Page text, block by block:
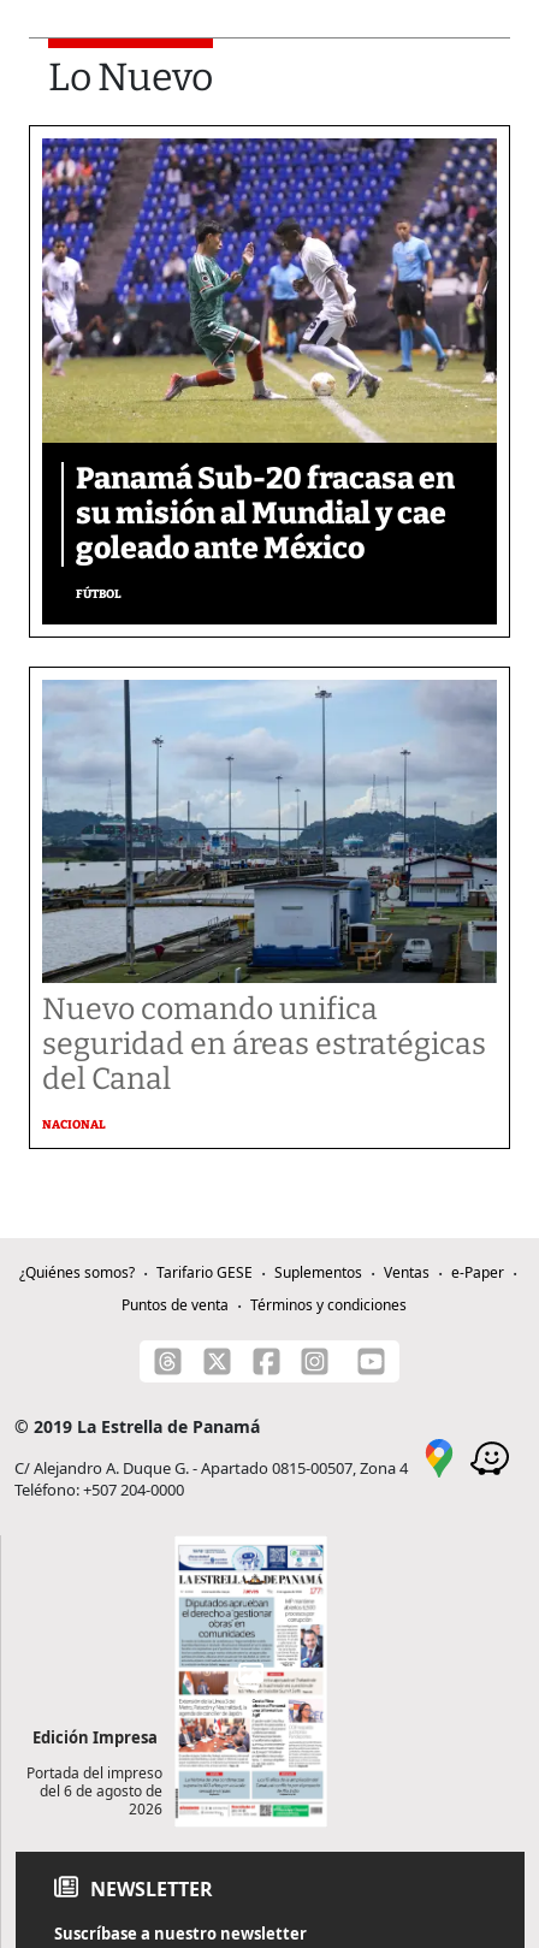
Lo Nuevo
Panamá Sub-20 fracasa en
su misión al Mundial y cae
goleado ante México
FÚTBOL
Nuevo comando unifica
seguridad en áreas estratégicas
del Canal
NACIONAL
¿Quiénes somos? Tarifario GESE Suplementos Ventas
e-Paper
Puntos de venta
Términos y condiciones
© 2019 La Estrella de Panamá
C/ Alejandro A. Duque G. - Apartado 0815-00507, Zona 4
Teléfono: +507 204-0000
Edición Impresa
Portada del impreso
del 6 de agosto de
2026
NEWSLETTER
Suscríbase a nuestro newsletter